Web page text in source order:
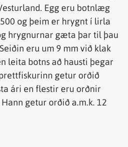
Egg eru botnlæg
og þeim er hrygnt í lirla
hrygnurnar gæta þar til þau
eru um 9 mm við klak
leita botns að hausti þegar
getur orðið
ári en flestir eru orðnir
getur orðið a.m.k. 12